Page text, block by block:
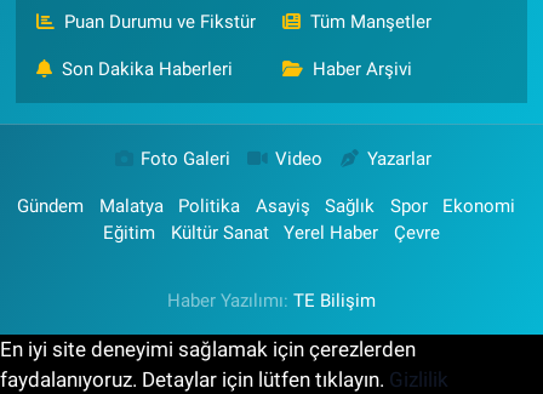
Puan Durumu ve Fikstür Tüm Manşetler
Son Dakika Haberleri Haber Arşivi
Foto Galeri Video Yazarlar
Gündem Malatya Politika Asayiş Sağlık Spor
Ekonomi
Eğitim
Kültür Sanat Yerel Haber Çevre
Haber Yazılımı: TE Bilişim
En iyi site deneyimi sağlamak için çerezlerden
faydalanıyoruz. Detaylar için lütfen tıklayın. Gizlilik